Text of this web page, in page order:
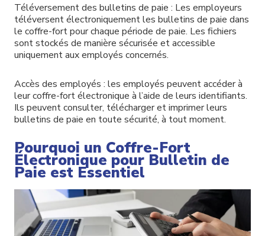
Téléversement des bulletins de paie : Les employeurs
téléversent électroniquement les bulletins de paie dans
le coffre-fort pour chaque période de paie. Les fichiers
sont stockés de manière sécurisée et accessible
uniquement aux employés concernés.
Accès des employés : les employés peuvent accéder à
leur coffre-fort électronique à l’aide de leurs identifiants.
Ils peuvent consulter, télécharger et imprimer leurs
bulletins de paie en toute sécurité, à tout moment.
Pourquoi un Coffre-Fort
Électronique pour Bulletin de
Paie est Essentiel